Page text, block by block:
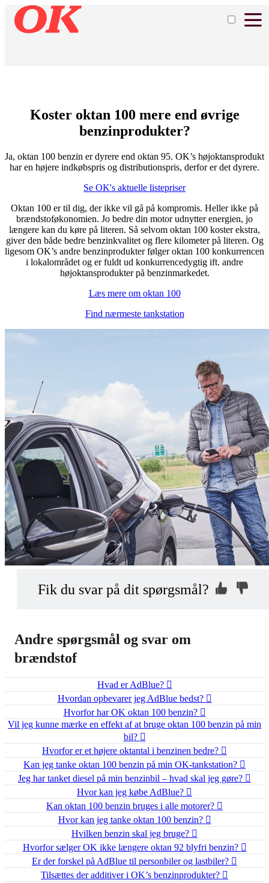
Koster oktan 100 mere end øvrige
benzinprodukter?
Ja, oktan 100 benzin er dyrere end oktan 95. OK’s højoktansprodukt
har en højere indkøbspris og distributionspris, derfor er det dyrere.
Se OK's aktuelle listepriser
Oktan 100 er til dig, der ikke vil gå på kompromis. Heller ikke på
brændstoføkonomien. Jo bedre din motor udnytter energien, jo
længere kan du køre på literen. Så selvom oktan 100 koster ekstra,
giver den både bedre benzinkvalitet og flere kilometer på literen. Og
ligesom OK’s andre benzinprodukter følger oktan 100 konkurrencen
i lokalområdet og er fuldt ud konkurrencedygtig ift. andre
højoktansprodukter på benzinmarkedet.
Læs mere om oktan 100
Find nærmeste tankstation
Fik du svar på dit spørgsmål?
Hvorfor ikke?
Kontakt os, så
vi kan hjælpe dig
Andre spørgsmål og svar om
brændstof
Hvad er AdBlue?
Hvordan opbevarer jeg AdBlue bedst?
Hvorfor har OK oktan 100 benzin?
Vil jeg kunne mærke en effekt af at bruge oktan 100 benzin på min
bil?
Hvorfor er et højere oktantal i benzinen bedre?
Kan jeg tanke oktan 100 benzin på min OK-tankstation?
Jeg har tanket diesel på min benzinbil – hvad skal jeg gøre?
Hvor kan jeg købe AdBlue?
Kan oktan 100 benzin bruges i alle motorer?
Hvor kan jeg tanke oktan 100 benzin?
Hvilken benzin skal jeg bruge?
Hvorfor sælger OK ikke længere oktan 92 blyfri benzin?
Er der forskel på AdBlue til personbiler og lastbiler?
Tilsættes der additiver i OK’s benzinprodukter?